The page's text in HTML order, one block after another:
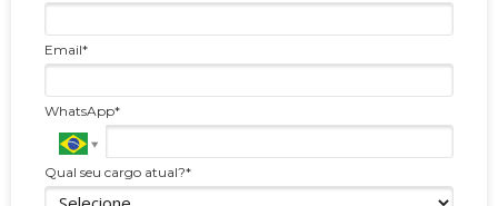
Email*
WhatsApp*
Qual seu cargo atual?*